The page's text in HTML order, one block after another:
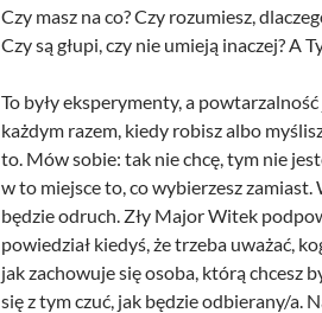
Czy masz na co? Czy rozumiesz,
Czy są głupi, czy nie umieją inaczej? A
To były eksperymenty, a
każdym razem, kiedy robisz albo myślisz
to. Mów sobie: tak nie chcę, tym nie
w to miejsce to, co wybierzesz
będzie odruch. Zły Major Witek
powiedział kiedyś, że trzeba uważać,
jak zachowuje się osoba, którą chcesz
się z tym czuć, jak będzie odbierany/a.